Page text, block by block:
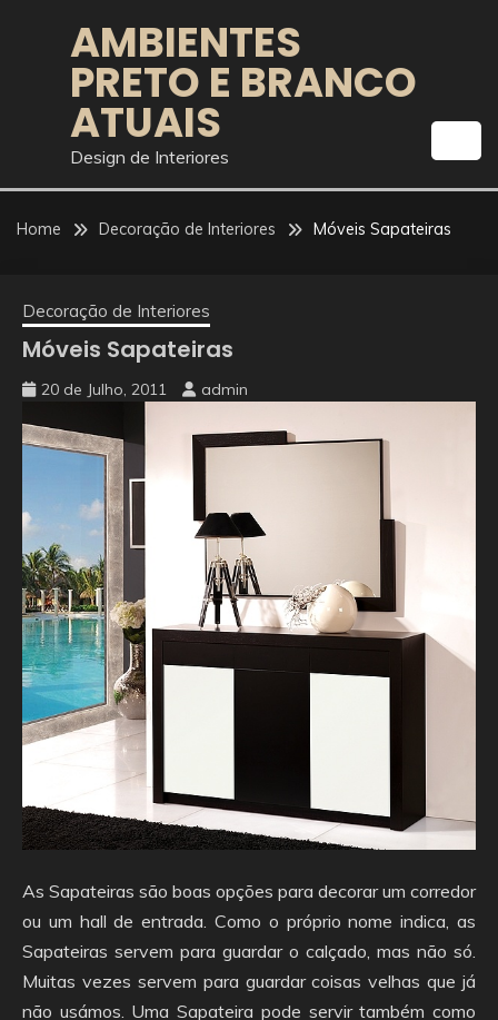
AMBIENTES
PRETO E BRANCO
ATUAIS
Design de Interiores
Home Decoração de Interiores Móveis Sapateiras
Decoração de Interiores
Móveis Sapateiras
20 de Julho, 2011 admin
As Sapateiras são boas opções para decorar um corredor
ou um hall de entrada. Como o próprio nome indica, as
Sapateiras servem para guardar o calçado, mas não só.
Muitas vezes servem para guardar coisas velhas que já
não usámos. Uma Sapateira pode servir também como